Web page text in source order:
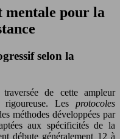
mentale pour la
selon la
de cette ampleur
rigoureuse. Les protocoles
méthodes développées par
aux spécificités de la
débute généralement 12 à